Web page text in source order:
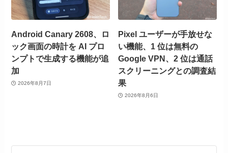
Android Canary 2608、ロ
ック画面の時計を AI プロ
ンプトで生成する機能が追
加
2026年8月7日
Pixel ユーザーが手放せな
い機能、1 位は無料の
Google VPN、2 位は通話
スクリーニングとの調査結
果
2026年8月6日